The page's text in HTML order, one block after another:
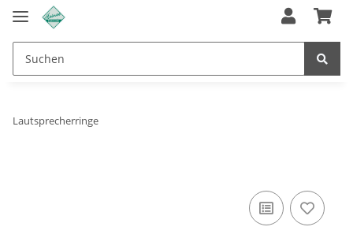
Lautsprecherringe